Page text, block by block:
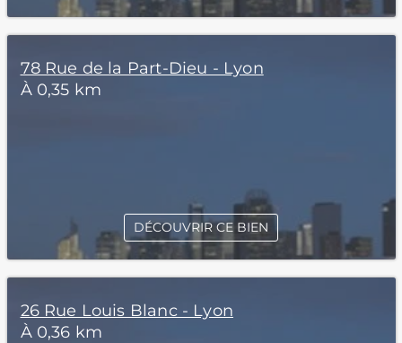
78 Rue de la Part-Dieu - Lyon
À 0,35 km
DÉCOUVRIR CE BIEN
26 Rue Louis Blanc - Lyon
À 0,36 km